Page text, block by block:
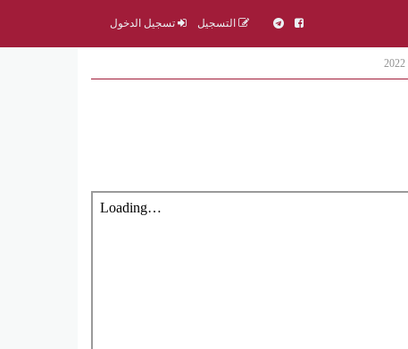
التسجيل تسجيل الدخول